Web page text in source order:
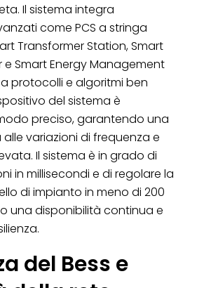
Il sistema integra
come PCS a stringa
Transformer Station, Smart
e Smart Energy Management
a protocolli e algoritmi ben
del sistema è
preciso, garantendo una
variazioni di frequenza e
Il sistema è in grado di
in millisecondi e di regolare la
di impianto in meno di 200
una disponibilità continua e
del Bess e